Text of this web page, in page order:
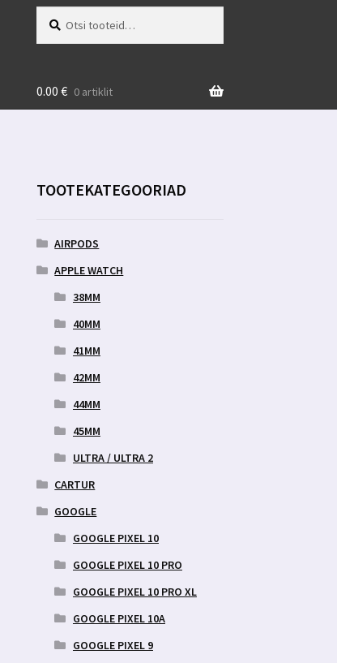
0.00 € 0 artiklit
TOOTEKATEGOORIAD
AIRPODS
APPLE WATCH
38MM
40MM
41MM
42MM
44MM
45MM
ULTRA / ULTRA 2
CARTUR
GOOGLE
GOOGLE PIXEL 10
GOOGLE PIXEL 10 PRO
GOOGLE PIXEL 10 PRO XL
GOOGLE PIXEL 10A
GOOGLE PIXEL 9